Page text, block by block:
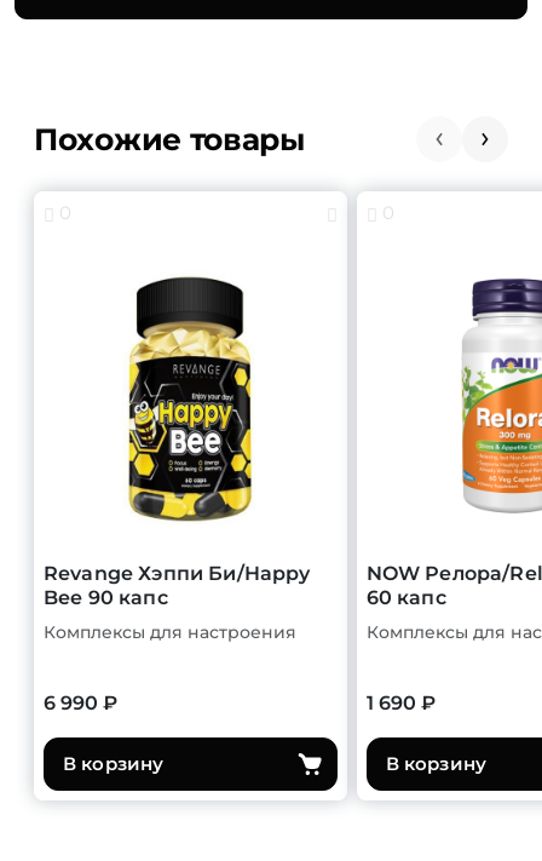
Похожие товары
0
Revange Хэппи Би/Happy
Bee 90 капс
Комплексы для настроения
6 990 ₽
В корзину
0
NOW Релора/
60 капс
Комплексы для
1 690 ₽
В корзину